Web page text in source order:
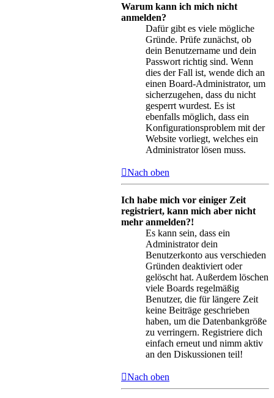
Warum kann ich mich nicht
anmelden?
Dafür gibt es viele mögliche
Gründe. Prüfe zunächst, ob
dein Benutzername und dein
Passwort richtig sind. Wenn
dies der Fall ist, wende dich an
einen Board-Administrator, um
sicherzugehen, dass du nicht
gesperrt wurdest. Es ist
ebenfalls möglich, dass ein
Konfigurationsproblem mit der
Website vorliegt, welches ein
Administrator lösen muss.
Nach oben
Ich habe mich vor einiger Zeit
registriert, kann mich aber nicht
mehr anmelden?!
Es kann sein, dass ein
Administrator dein
Benutzerkonto aus verschieden
Gründen deaktiviert oder
gelöscht hat. Außerdem löschen
viele Boards regelmäßig
Benutzer, die für längere Zeit
keine Beiträge geschrieben
haben, um die Datenbankgröße
zu verringern. Registriere dich
einfach erneut und nimm aktiv
an den Diskussionen teil!
Nach oben